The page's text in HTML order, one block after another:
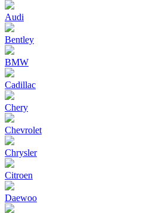
Audi
Bentley
BMW
Cadillac
Chery
Chevrolet
Chrysler
Citroen
Daewoo